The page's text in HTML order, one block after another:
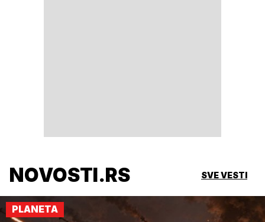
NOVOSTI.RS SVE VESTI
PLANETA